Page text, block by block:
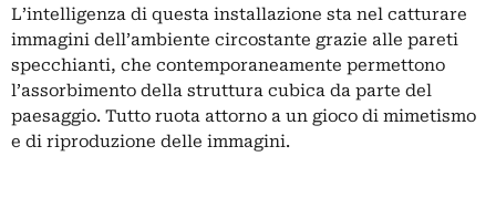
L’intelligenza di questa installazione sta nel catturare
immagini dell’ambiente circostante grazie alle pareti
specchianti, che contemporaneamente permettono
l’assorbimento della struttura cubica da parte del
paesaggio. Tutto ruota attorno a un gioco di mimetismo
e di riproduzione delle immagini.